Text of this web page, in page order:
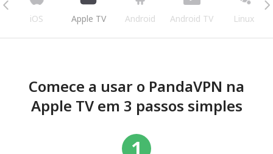
iOS Apple TV Android Android TV Linux
Comece a usar o PandaVPN na
Apple TV em 3 passos simples